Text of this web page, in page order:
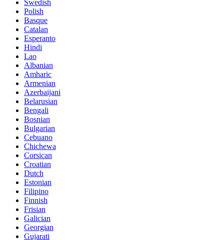
Swedish
Polish
Basque
Catalan
Esperanto
Hindi
Lao
Albanian
Amharic
Armenian
Azerbaijani
Belarusian
Bengali
Bosnian
Bulgarian
Cebuano
Chichewa
Corsican
Croatian
Dutch
Estonian
Filipino
Finnish
Frisian
Galician
Georgian
Gujarati